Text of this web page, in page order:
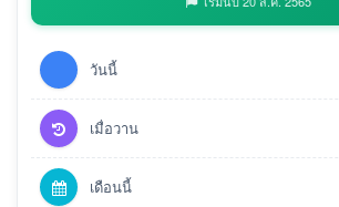
วันนี้
เมื่อวาน
เดือนนี้